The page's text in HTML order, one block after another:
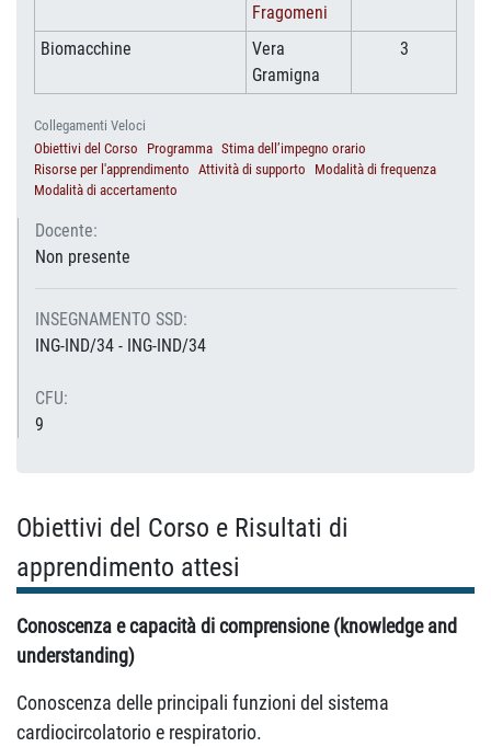
Fragomeni
Biomacchine
Vera
Gramigna
3
Collegamenti Veloci
Obiettivi del Corso
Programma Stima dell’impegno orario
Risorse per l'apprendimento Attività di supporto
Modalità di frequenza
Modalità di accertamento
Docente:
Non presente
INSEGNAMENTO SSD:
ING-IND/34 - ING-IND/34
CFU:
9
Obiettivi del Corso e Risultati di
apprendimento attesi
Conoscenza e capacità di comprensione (knowledge and
understanding)
Conoscenza delle principali funzioni del sistema
cardiocircolatorio e respiratorio.